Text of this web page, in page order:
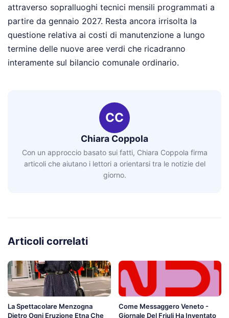
attraverso sopralluoghi tecnici mensili programmati a
partire da gennaio 2027. Resta ancora irrisolta la
questione relativa ai costi di manutenzione a lungo
termine delle nuove aree verdi che ricadranno
interamente sul bilancio comunale ordinario.
CC
Chiara Coppola
Con un approccio basato sui fatti, Chiara Coppola firma
articoli che aiutano i lettori a orientarsi tra le notizie del
giorno.
Articoli correlati
La Spettacolare Menzogna
Dietro Ogni Eruzione Etna Che
Come Messaggero Veneto -
Giornale Del Friuli Ha Inventato